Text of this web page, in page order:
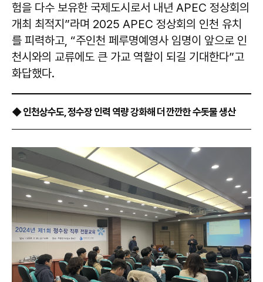
험을 다수 보유한 국제도시로서 내년 APEC 정상회의
개최 최적지”라며 2025 APEC 정상회의 인천 유치
를 피력하고, “주인천 페루명예영사 임명이 앞으로 인
천시와의 교류에도 큰 가교 역할이 되길 기대한다”고
화답했다.
◆ 인천상수도, 정수장 인력 역량 강화해 더 깐깐한 수돗물 생산